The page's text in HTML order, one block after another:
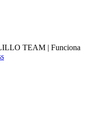
TEAM | Funciona